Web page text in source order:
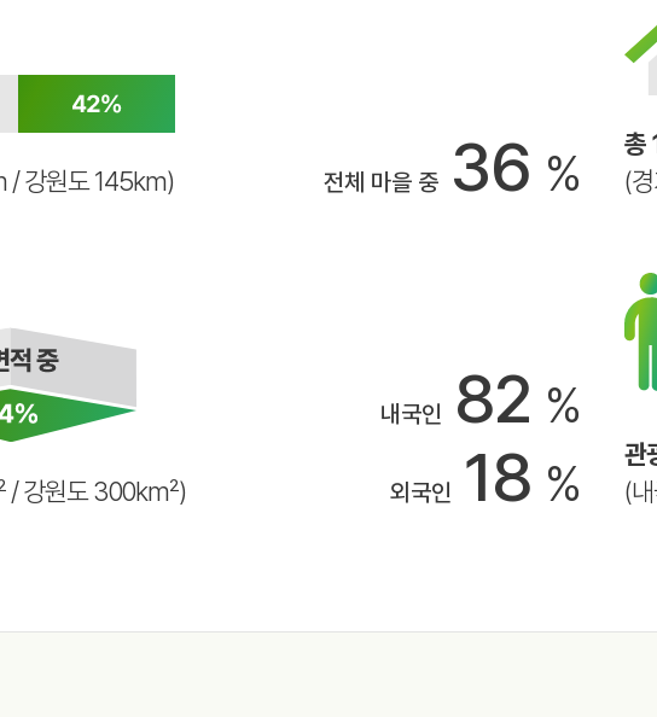
/ 강원도 145km)
/ 강원도 300km²)
전체 마을 중 36 %
총
(
내국인 82 %
외국인 18 %
관
(